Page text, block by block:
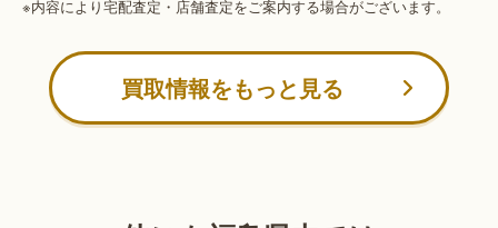
※内容により宅配査定・店舗査定をご案内する場合がございます。
買取情報をもっと見る